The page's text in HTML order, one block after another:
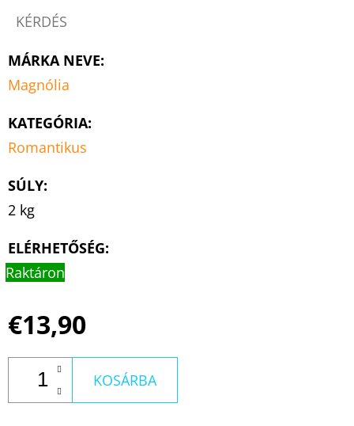
KÉRDÉS
MÁRKA NEVE:
Magnólia
KATEGÓRIA:
Romantikus
SÚLY:
2 kg
ELÉRHETŐSÉG:
Raktáron
€13,90
KOSÁRBA